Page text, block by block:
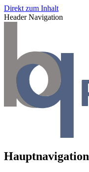
Direkt zum Inhalt
Header Navigation
Hauptnavigation